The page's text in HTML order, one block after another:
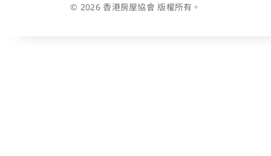
© 2026 香港房屋協會 版權所有。